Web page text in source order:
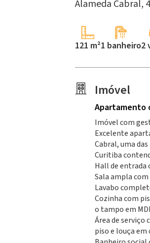
Alameda Cabral,
121 m²1 banheiro2
Imóvel
Apartamento
Imóvel com
Excelente
Cabral, uma
Curitiba
Hall de entrada
Sala ampla
Lavabo
Cozinha com
o tampo em
Área de serviço
piso e louça em